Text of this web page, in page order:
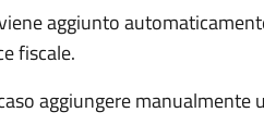
aggiunto
fiscale.
aggiungere